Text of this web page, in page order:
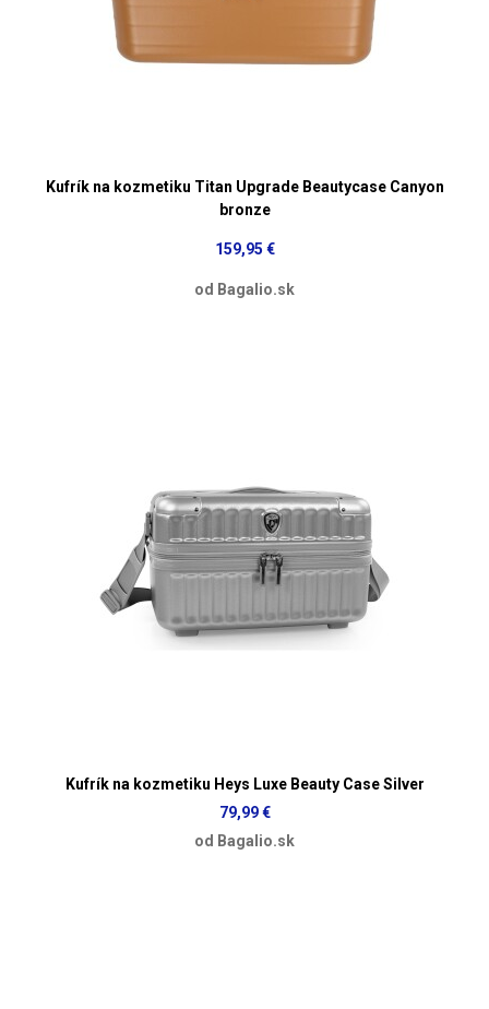
Kufrík na kozmetiku Titan Upgrade Beautycase Canyon
bronze
159,95 €
od Bagalio.sk
Kufrík na kozmetiku Heys Luxe Beauty Case Silver
79,99 €
od Bagalio.sk